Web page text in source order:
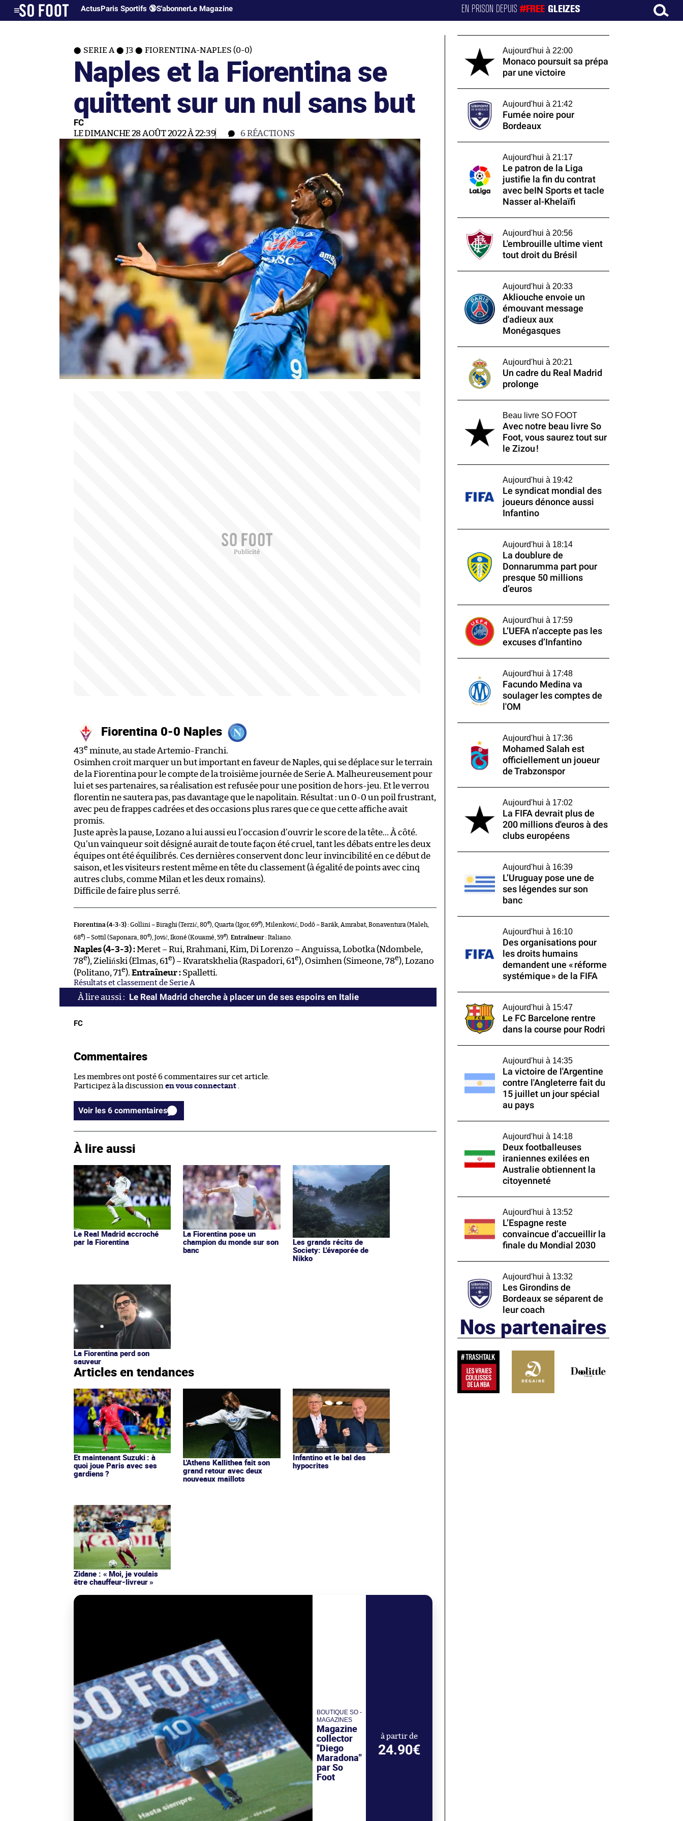
ActusParis Sportifs 🔞S'abonnerLe Magazine EN PRISON DEPUIS#FREE GLEIZES
SERIE A J3 FIORENTINA-NAPLES (0-0)
Naples et la Fiorentina se
quittent sur un nul sans but
FC
LE DIMANCHE 28 AOÛT 2022 À 22:39 6RÉACTIONS
Fiorentina 0-0 Naples
43e minute, au stade Artemio-Franchi.
Osimhen croit marquer un but important en faveur de Naples, qui se déplace sur le terrain
de la Fiorentina pour le compte de la troisième journée de Serie A. Malheureusement pour
lui et ses partenaires, sa réalisation est refusée pour une position de hors-jeu. Et le verrou
florentin ne sautera pas, pas davantage que le napolitain. Résultat : un 0-0 un poil frustrant,
avec peu de frappes cadrées et des occasions plus rares que ce que cette affiche avait
promis.
Juste après la pause, Lozano a lui aussi eu l’occasion d’ouvrir le score de la tête… À côté.
Qu’un vainqueur soit désigné aurait de toute façon été cruel, tant les débats entre les deux
équipes ont été équilibrés. Ces dernières conservent donc leur invincibilité en ce début de
saison, et les visiteurs restent même en tête du classement (à égalité de points avec cinq
autres clubs, comme Milan et les deux romains).
Difficile de faire plus serré.
Fiorentina (4-3-3) :Gollini – Biraghi (Terzić, 80e), Quarta (Igor, 69e), Milenković, Dodô – Barák, Amrabat, Bonaventura (Maleh,
68e) – Sottil (Saponara, 80e), Jović, Ikoné (Kouamé, 59e). Entraîneur :Italiano.
Naples (4-3-3) :Meret – Rui, Rrahmani, Kim, Di Lorenzo – Anguissa, Lobotka (Ndombele,
78e), Zieliński (Elmas, 61e) – Kvaratskhelia (Raspadori, 61e), Osimhen (Simeone, 78e), Lozano
(Politano, 71e). Entraîneur : Spalletti.
Résultats et classement de Serie A
Le Real Madrid cherche à placer un de ses espoirs en Italie
FC
Commentaires
Les membres ont posté 6 commentaires sur cet article.
Participez à la discussion en vous connectant .
Voir les 6 commentaires
À lire aussi
Le Real Madrid accroché
par la Fiorentina
La Fiorentina pose un
champion du monde sur son
banc
Les grands récits de
Society: L'évaporée de
Nikko
La Fiorentina perd son
sauveur
Articles en tendances
Et maintenant Suzuki : à
quoi joue Paris avec ses
gardiens ?
L'Athens Kallithea fait son
grand retour avec deux
nouveaux maillots
Infantino et le bal des
hypocrites
Zidane : « Moi, je voulais
être chauffeur-livreur »
BOUTIQUE SO -
MAGAZINES
Magazine
collector
"Diego
Maradona"
par So
Foot
à partir de
24.90€
Aujourd'hui à 22:00
Monaco poursuit sa prépa
par une victoire
Aujourd'hui à 21:42
Fumée noire pour
Bordeaux
Aujourd'hui à 21:17
Le patron de la Liga
justifie la fin du contrat
avec beIN Sports et tacle
Nasser al-Khelaïfi
Aujourd'hui à 20:56
L'embrouille ultime vient
tout droit du Brésil
Aujourd'hui à 20:33
Akliouche envoie un
émouvant message
d'adieux aux
Monégasques
Aujourd'hui à 20:21
Un cadre du Real Madrid
prolonge
Beau livre SO FOOT
Avec notre beau livre So
Foot, vous saurez tout sur
le Zizou !
Aujourd'hui à 19:42
Le syndicat mondial des
joueurs dénonce aussi
Infantino
Aujourd'hui à 18:14
La doublure de
Donnarumma part pour
presque 50 millions
d’euros
Aujourd'hui à 17:59
L’UEFA n’accepte pas les
excuses d’Infantino
Aujourd'hui à 17:48
Facundo Medina va
soulager les comptes de
l'OM
Aujourd'hui à 17:36
Mohamed Salah est
officiellement un joueur
de Trabzonspor
Aujourd'hui à 17:02
La FIFA devrait plus de
200 millions d'euros à des
clubs européens
Aujourd'hui à 16:39
L’Uruguay pose une de
ses légendes sur son
banc
Aujourd'hui à 16:10
Des organisations pour
les droits humains
demandent une « réforme
systémique » de la FIFA
Aujourd'hui à 15:47
Le FC Barcelone rentre
dans la course pour Rodri
Aujourd'hui à 14:35
La victoire de l'Argentine
contre l'Angleterre fait du
15 juillet un jour spécial
au pays
Aujourd'hui à 14:18
Deux footballeuses
iraniennes exilées en
Australie obtiennent la
citoyenneté
Aujourd'hui à 13:52
L’Espagne reste
convaincue d’accueillir la
finale du Mondial 2030
Aujourd'hui à 13:32
Les Girondins de
Bordeaux se séparent de
leur coach
Nos partenaires